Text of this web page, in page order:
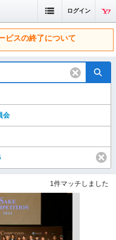
ログイン
ビスの終了について
会
1件マッチしました